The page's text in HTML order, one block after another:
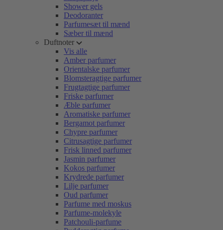
Shower gels
Deodoranter
Parfumesæt til mænd
Sæber til mænd
Duftnoter
Vis alle
Amber parfumer
Orientalske parfumer
Blomsteragtige parfumer
Frugtagtige parfumer
Friske parfumer
Æble parfumer
Aromatiske parfumer
Bergamot parfumer
Chypre parfumer
Citrusagtige parfumer
Frisk linned parfumer
Jasmin parfumer
Kokos parfumer
Krydrede parfumer
Lilje parfumer
Oud parfumer
Parfume med moskus
Parfume-molekyle
Patchouli-parfume